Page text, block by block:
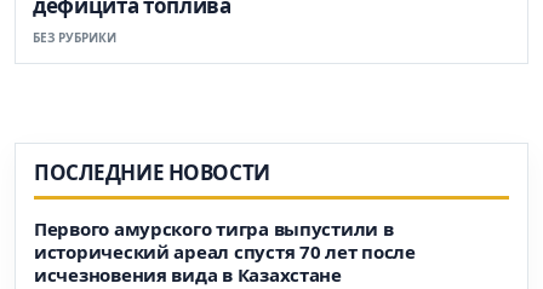
дефицита топлива
БЕЗ РУБРИКИ
ПОСЛЕДНИЕ НОВОСТИ
Первого амурского тигра выпустили в
исторический ареал спустя 70 лет после
исчезновения вида в Казахстане